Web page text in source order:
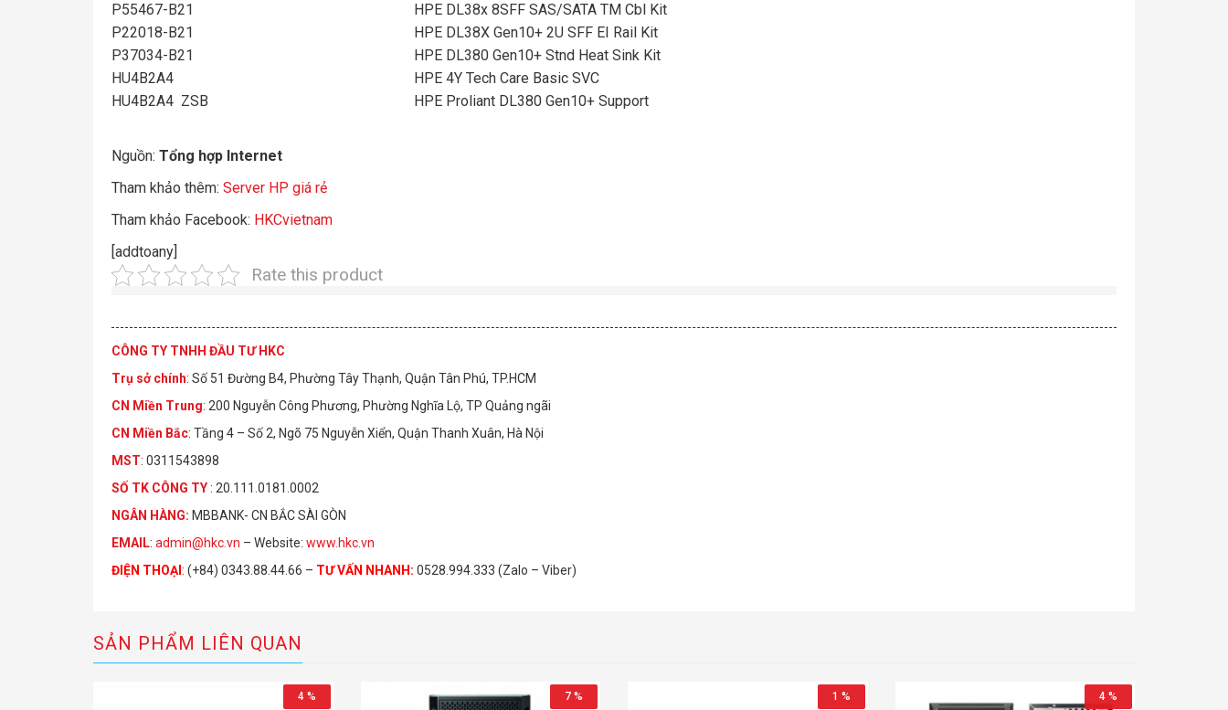
P55467-B21
HPE DL38x 8SFF SAS/SATA TM Cbl Kit
P22018-B21
HPE DL38X Gen10+ 2U SFF EI Rail Kit
P37034-B21
HPE DL380 Gen10+ Stnd Heat Sink Kit
HU4B2A4
HPE 4Y Tech Care Basic SVC
HU4B2A4 ZSB
HPE Proliant DL380 Gen10+ Support
Nguồn: Tổng hợp Internet
Tham khảo thêm: Server HP giá rẻ
Tham khảo Facebook: HKCvietnam
[addtoany]
Rate this product
CÔNG TY TNHH ĐẦU TƯ HKC
Trụ sở chính: Số 51 Đường B4, Phường Tây Thạnh, Quận Tân Phú, TP.HCM
CN Miền Trung: 200 Nguyễn Công Phương, Phường Nghĩa Lộ, TP Quảng ngãi
CN Miền Bắc: Tầng 4 – Số 2, Ngõ 75 Nguyễn Xiển, Quận Thanh Xuân, Hà Nội
MST: 0311543898
SỐ TK CÔ NG TY : 20.111.0181.0002
NGÂN HÀNG: MBBANK- CN BẮC SÀI GÒN
EMAIL: admin@hkc.vn – Website: www.hkc.vn
ĐIỆN THOẠI : (+84) 0343.88.44.66 – TƯ VẤN NHANH : 0528.994.333 (Zalo – Viber)
SẢN PHẨM LIÊN QUAN
4 % 7 % 1 % 4 %